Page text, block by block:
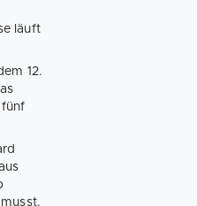
läuft
12.
fünf